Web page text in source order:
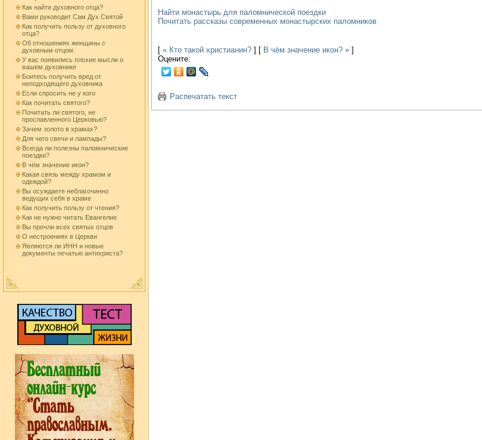
Как найти духовного отца?
Вами руководит Сам Дух Святой
Как получить пользу от духовного
отца?
Об отношениях женщины с
духовным отцом.
У вас появились плохие мысли о
вашем духовнике
Боитесь получить вред от
неподходящего духовника
Если спросить не у кого
Как почитать святого?
Почитать ли святого, не
прославленного Церковью?
Зачем золото в храмах?
Для чего свечи и лампады?
Всегда ли полезны паломнические
поездки?
В чём значение икон?
Какая связь между храмом и
одеждой?
Вы осуждаете неблагочинно
ведущих себя в храме
Как получить пользу от чтения?
Как не нужно читать Евангелие
Вы прочли всех святых отцов
О нестроениях в Церкви
Являются ли ИНН и новые
документы печатью антихриста?
Найти монастырь для паломнической поездки
Почитать рассказы современных монастырских паломников
[ « Кто такой христианин? ] [ В чём значение икон? » ]
Оцените:
Распечатать текст